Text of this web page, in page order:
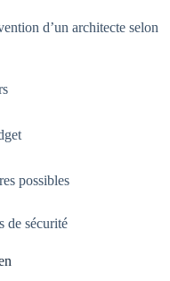
d’un architecte selon
possibles
de sécurité